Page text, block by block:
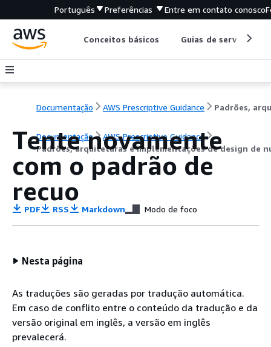
Português Preferências Entre em contato conosco
Conceitos básicos Guias de serviço
Documentação AWS Prescriptive Guidance
Documentação
AWS Prescriptive Guidance
Padrões, arquiteturas e implementações de design de
Tente novamente
com o padrão de
recuo
PDF RSS Markdown Modo de foco
Nesta página
As traduções são geradas por tradução automática.
Em caso de conflito entre o conteúdo da tradução e da
versão original em inglês, a versão em inglês
prevalecerá.